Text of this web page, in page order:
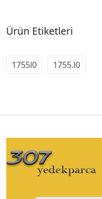
Ürün Etiketleri
1755l0 1755.l0